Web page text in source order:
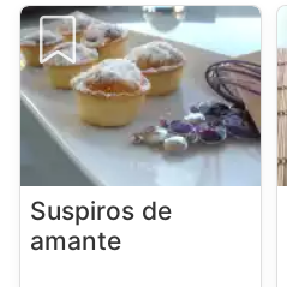
Suspiros de
amante